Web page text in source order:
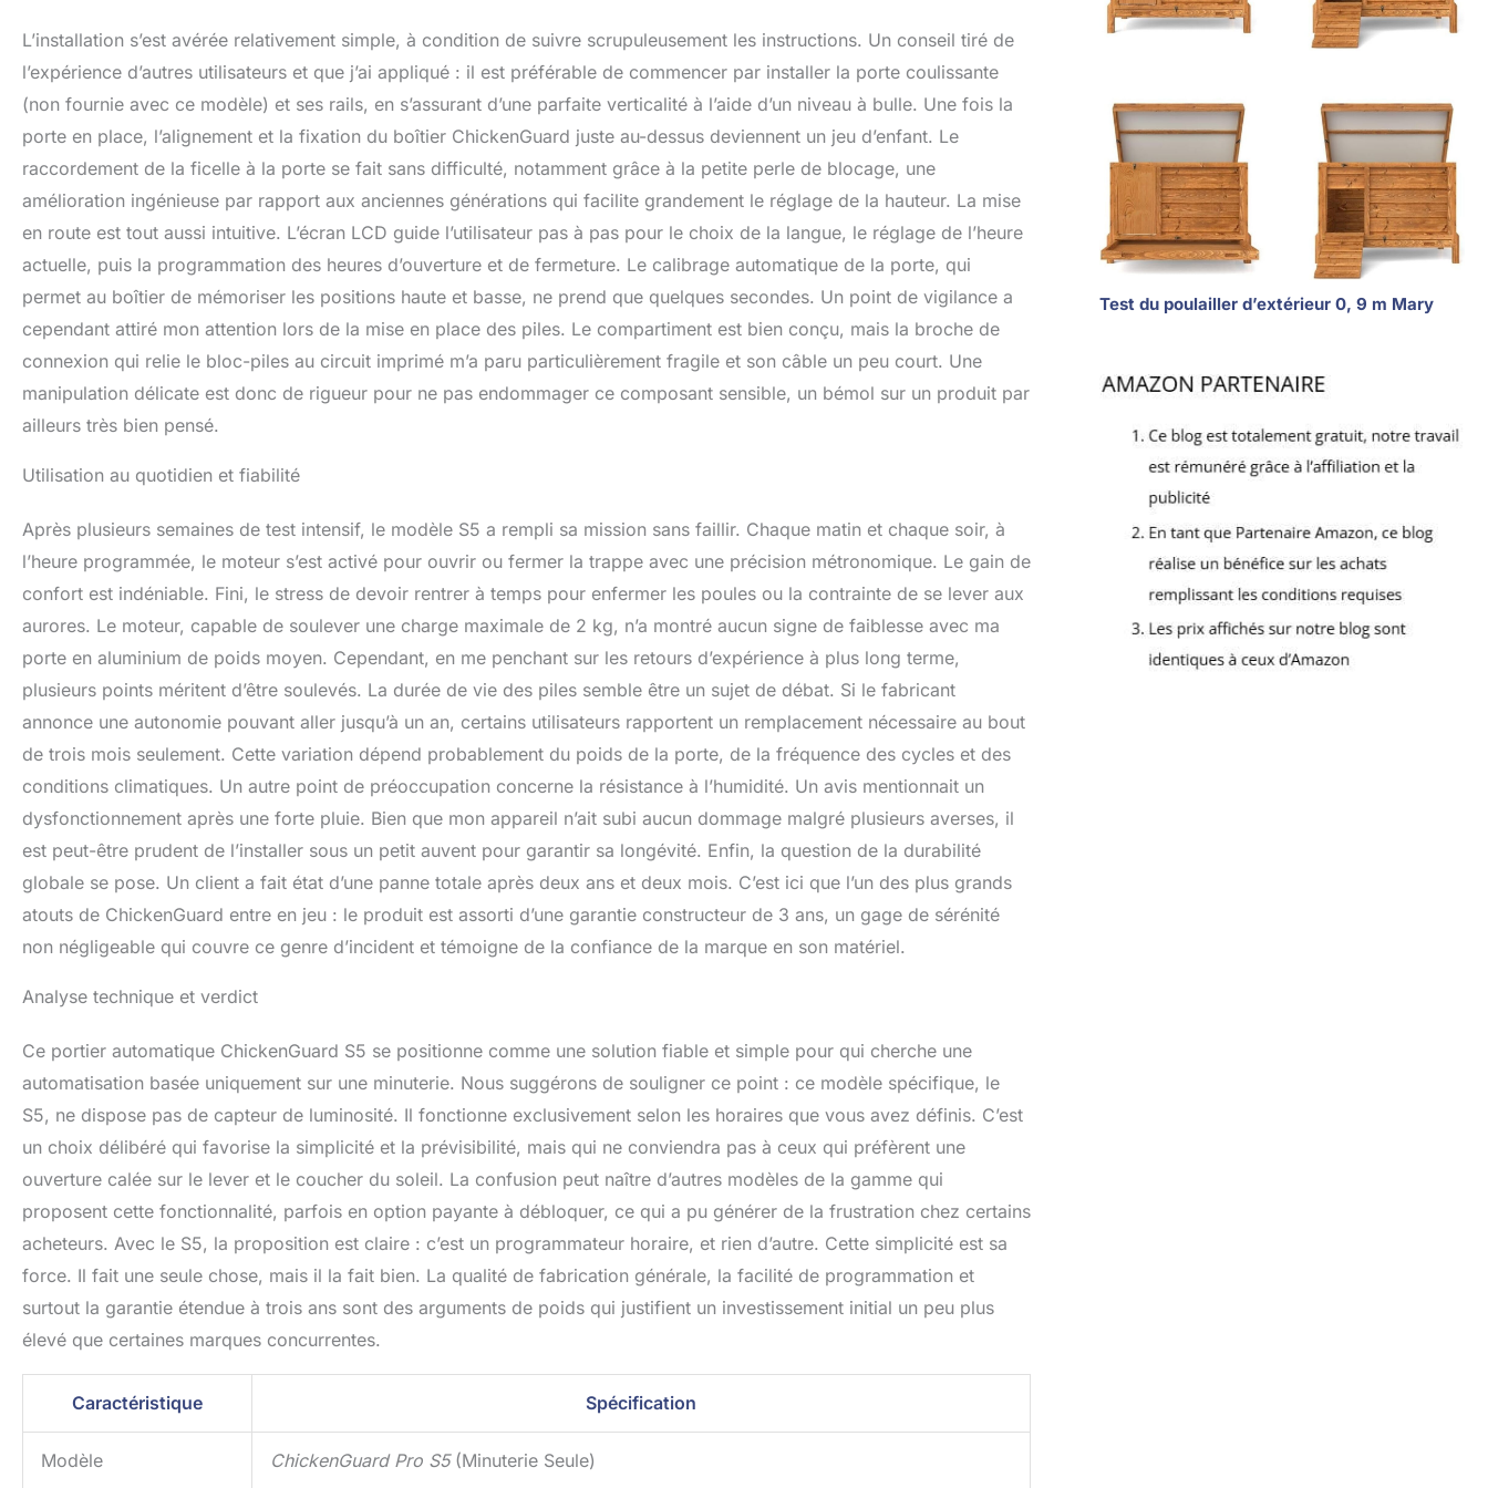
L’installation s’est avérée relativement simple, à condition de suivre scrupuleusement les instructions. Un conseil tiré de
l’expérience d’autres utilisateurs et que j’ai appliqué : il est préférable de commencer par installer la porte coulissante
(non fournie avec ce modèle) et ses rails, en s’assurant d’une parfaite verticalité à l’aide d’un niveau à bulle. Une fois la
porte en place, l’alignement et la fixation du boîtier ChickenGuard juste au-dessus deviennent un jeu d’enfant. Le
raccordement de la ficelle à la porte se fait sans difficulté, notamment grâce à la petite perle de blocage, une
amélioration ingénieuse par rapport aux anciennes générations qui facilite grandement le réglage de la hauteur. La mise
en route est tout aussi intuitive. L’écran LCD guide l’utilisateur pas à pas pour le choix de la langue, le réglage de l’heure
actuelle, puis la programmation des heures d’ouverture et de fermeture. Le calibrage automatique de la porte, qui
permet au boîtier de mémoriser les positions haute et basse, ne prend que quelques secondes. Un point de vigilance a
cependant attiré mon attention lors de la mise en place des piles. Le compartiment est bien conçu, mais la broche de
connexion qui relie le bloc-piles au circuit imprimé m’a paru particulièrement fragile et son câble un peu court. Une
manipulation délicate est donc de rigueur pour ne pas endommager ce composant sensible, un bémol sur un produit par
ailleurs très bien pensé.
Utilisation au quotidien et fiabilité
Après plusieurs semaines de test intensif, le modèle S5 a rempli sa mission sans faillir. Chaque matin et chaque soir, à
l’heure programmée, le moteur s’est activé pour ouvrir ou fermer la trappe avec une précision métronomique. Le gain de
confort est indéniable. Fini, le stress de devoir rentrer à temps pour enfermer les poules ou la contrainte de se lever aux
aurores. Le moteur, capable de soulever une charge maximale de 2 kg, n’a montré aucun signe de faiblesse avec ma
porte en aluminium de poids moyen. Cependant, en me penchant sur les retours d’expérience à plus long terme,
plusieurs points méritent d’être soulevés. La durée de vie des piles semble être un sujet de débat. Si le fabricant
annonce une autonomie pouvant aller jusqu’à un an, certains utilisateurs rapportent un remplacement nécessaire au bout
de trois mois seulement. Cette variation dépend probablement du poids de la porte, de la fréquence des cycles et des
conditions climatiques. Un autre point de préoccupation concerne la résistance à l’humidité. Un avis mentionnait un
dysfonctionnement après une forte pluie. Bien que mon appareil n’ait subi aucun dommage malgré plusieurs averses, il
est peut-être prudent de l’installer sous un petit auvent pour garantir sa longévité. Enfin, la question de la durabilité
globale se pose. Un client a fait état d’une panne totale après deux ans et deux mois. C’est ici que l’un des plus grands
atouts de ChickenGuard entre en jeu : le produit est assorti d’une garantie constructeur de 3 ans, un gage de sérénité
non négligeable qui couvre ce genre d’incident et témoigne de la confiance de la marque en son matériel.
Analyse technique et verdict
Ce portier automatique ChickenGuard S5 se positionne comme une solution fiable et simple pour qui cherche une
automatisation basée uniquement sur une minuterie. Nous suggérons de souligner ce point : ce modèle spécifique, le
S5, ne dispose pas de capteur de luminosité. Il fonctionne exclusivement selon les horaires que vous avez définis. C’est
un choix délibéré qui favorise la simplicité et la prévisibilité, mais qui ne conviendra pas à ceux qui préfèrent une
ouverture calée sur le lever et le coucher du soleil. La confusion peut naître d’autres modèles de la gamme qui
proposent cette fonctionnalité, parfois en option payante à débloquer, ce qui a pu générer de la frustration chez certains
acheteurs. Avec le S5, la proposition est claire : c’est un programmateur horaire, et rien d’autre. Cette simplicité est sa
force. Il fait une seule chose, mais il la fait bien. La qualité de fabrication générale, la facilité de programmation et
surtout la garantie étendue à trois ans sont des arguments de poids qui justifient un investissement initial un peu plus
élevé que certaines marques concurrentes.
Caractéristique Spécification
Modèle ChickenGuard Pro S5(Minuterie Seule)
Test du poulailler d’extérieur 0, 9 m Mary